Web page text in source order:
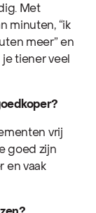
Met
minuten, “ik
meer” en
tiener veel
vrij
goed zijn
en vaak